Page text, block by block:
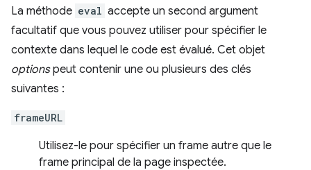
La méthode eval accepte un second argument
facultatif que vous pouvez utiliser pour spécifier le
contexte dans lequel le code est évalué. Cet objet
optionspeut contenir une ou plusieurs des clés
suivantes :
frameURL
Utilisez-le pour spécifier un frame autre que le
frame principal de la page inspectée.